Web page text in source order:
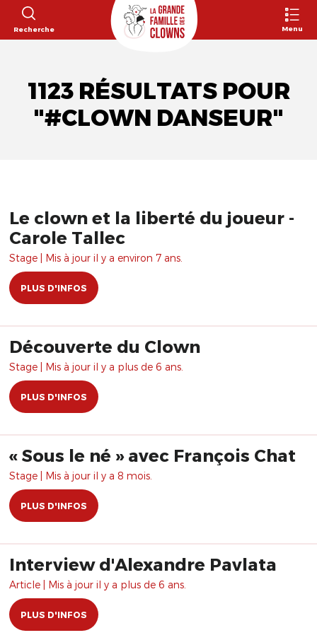
Recherche Menu
1123 RÉSULTATS POUR
"#CLOWN DANSEUR"
Le clown et la liberté du joueur -
Carole Tallec
Stage | Mis à jour il y a environ 7 ans.
PLUS D'INFOS
Découverte du Clown
Stage | Mis à jour il y a plus de 6 ans.
PLUS D'INFOS
« Sous le né » avec François Chat
Stage | Mis à jour il y a 8 mois.
PLUS D'INFOS
Interview d'Alexandre Pavlata
Article | Mis à jour il y a plus de 6 ans.
PLUS D'INFOS